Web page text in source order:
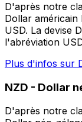
D'après notre
Dollar
USD. La devise
l'abréviation
Plus d'infos sur
NZD - Dollar
D'après notre